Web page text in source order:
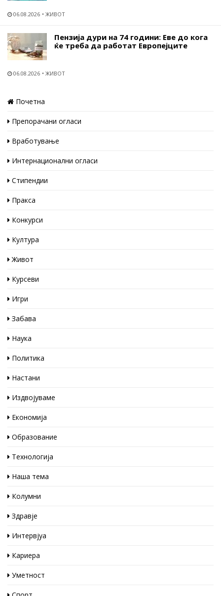
06.08.2026 ЖИВОТ
Пензија дури на 74 години: Еве до кога
ќе треба да работат Европејците
06.08.2026 ЖИВОТ
Почетна
Препорачани огласи
Вработување
Интернационални огласи
Стипендии
Пракса
Конкурси
Култура
Живот
Курсеви
Игри
Забава
Наука
Политика
Настани
Издвојуваме
Економија
Образование
Технологија
Наша тема
Колумни
Здравје
Интервјуа
Кариера
Уметност